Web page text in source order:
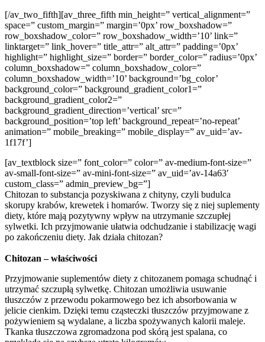
[/av_two_fifth][av_three_fifth min_height=” vertical_alignment=”
space=” custom_margin=” margin=’0px’ row_boxshadow=”
row_boxshadow_color=” row_boxshadow_width=’10’ link=”
linktarget=” link_hover=” title_attr=” alt_attr=” padding=’0px’
highlight=” highlight_size=” border=” border_color=” radius=’0px’
column_boxshadow=” column_boxshadow_color=”
column_boxshadow_width=’10’ background=’bg_color’
background_color=” background_gradient_color1=”
background_gradient_color2=”
background_gradient_direction=’vertical’ src=”
background_position=’top left’ background_repeat=’no-repeat’
animation=” mobile_breaking=” mobile_display=” av_uid=’av-
1f17f’]
[av_textblock size=” font_color=” color=” av-medium-font-size=”
av-small-font-size=” av-mini-font-size=” av_uid=’av-14a63′
custom_class=” admin_preview_bg=”]
Chitozan to substancja pozyskiwana z chityny, czyli budulca
skorupy krabów, krewetek i homarów. Tworzy się z niej suplementy
diety, które mają pozytywny wpływ na utrzymanie szczupłej
sylwetki. Ich przyjmowanie ułatwia odchudzanie i stabilizację wagi
po zakończeniu diety. Jak działa chitozan?
Chitozan – właściwości
Przyjmowanie suplementów diety z chitozanem pomaga schudnąć i
utrzymać szczupłą sylwetkę. Chitozan umożliwia usuwanie
tłuszczów z przewodu pokarmowego bez ich absorbowania w
jelicie cienkim. Dzięki temu cząsteczki tłuszczów przyjmowane z
pożywieniem są wydalane, a liczba spożywanych kalorii maleje.
Tkanka tłuszczowa zgromadzona pod skórą jest spalana, co